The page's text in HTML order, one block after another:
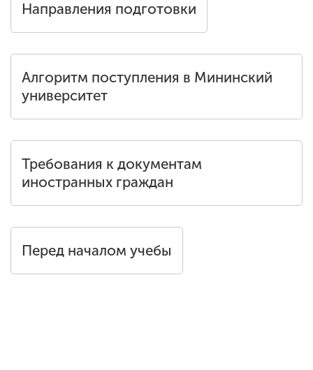
Абитуриенту
Обучение
Международная
деятельность
Направления подготовки
Алгоритм поступления в Мининский
университет
Требования к документам
иностранных граждан
Перед началом учебы